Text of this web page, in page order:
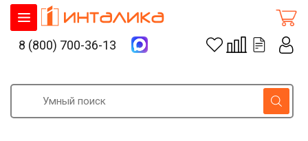
8 (800) 700-36-13